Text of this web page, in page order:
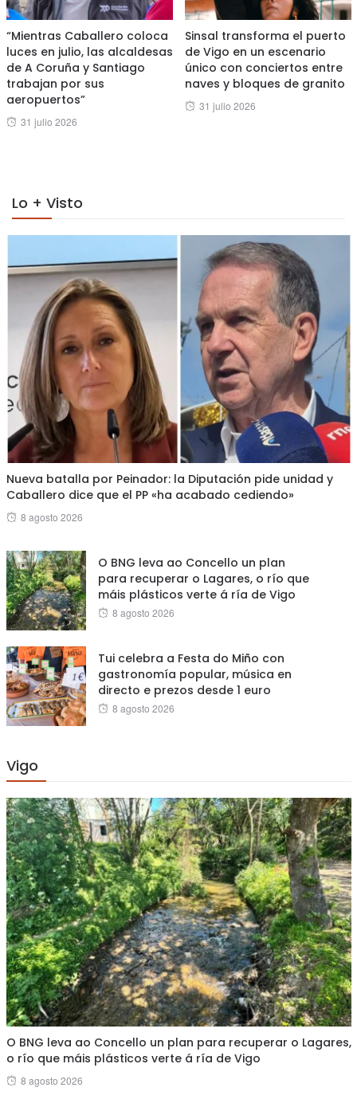
“Mientras Caballero coloca
luces en julio, las alcaldesas
de A Coruña y Santiago
trabajan por sus
aeropuertos”
Posted
31 julio 2026
Sinsal transforma el puerto
de Vigo en un escenario
único con conciertos entre
naves y bloques de granito
Posted
31 julio 2026
Lo + Visto
Nueva batalla por Peinador: la Diputación pide unidad y
Caballero dice que el PP «ha acabado cediendo»
Posted
8 agosto 2026
O BNG leva ao Concello un plan
para recuperar o Lagares, o río que
máis plásticos verte á ría de Vigo
Posted
8 agosto 2026
Tui celebra a Festa do Miño con
gastronomía popular, música en
directo e prezos desde 1 euro
Posted
8 agosto 2026
Vigo
O BNG leva ao Concello un plan para recuperar o Lagares,
o río que máis plásticos verte á ría de Vigo
Posted
8 agosto 2026